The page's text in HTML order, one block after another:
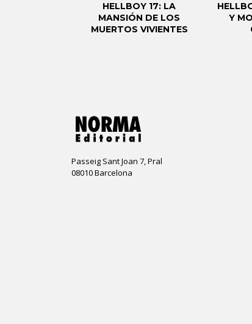
HELLBOY 17: LA
MANSIÓN DE LOS
MUERTOS VIVIENTES
Y
Passeig Sant Joan 7, Pral
08010 Barcelona